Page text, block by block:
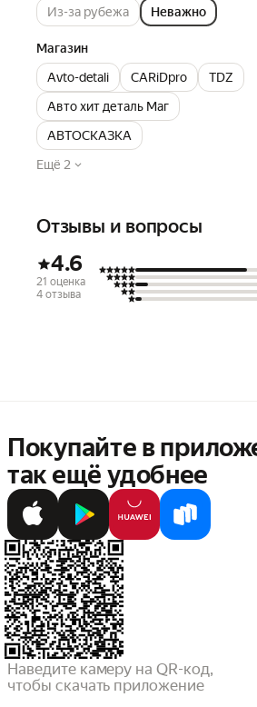
Из-за рубежа
Неважно
Магазин
Avto-detali
CARiDpro
TDZ
Авто хит деталь Маг
АВТОСКАЗКА
Ещё 2
Отзывы и вопросы
4.6
21 оценка
4 отзыва
Покупайте в
так ещё удобнее
Наведите камеру на QR-код,
чтобы скачать приложение